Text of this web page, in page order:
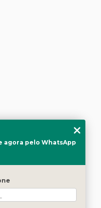
agora pelo WhatsApp